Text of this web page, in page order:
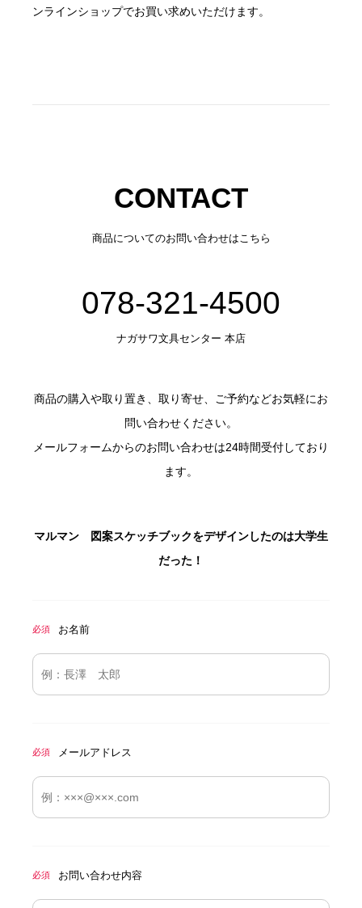
ンラインショップでお買い求めいただけます。
CONTACT
商品についてのお問い合わせはこちら
078-321-4500
ナガサワ文具センター 本店
商品の購入や取り置き、取り寄せ、ご予約などお気軽にお
問い合わせください。
メールフォームからのお問い合わせは24時間受付しており
ます。
マルマン 図案スケッチブックをデザインしたのは大学生
だった！
必須 お名前
必須 メールアドレス
必須 お問い合わせ内容